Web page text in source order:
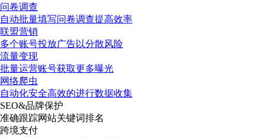
问卷调查
自动批量填写问卷调查提高效率
联盟营销
多个账号投放广告以分散风险
流量变现
批量运营账号获取更多曝光
网络爬虫
自动化安全高效的进行数据收集
SEO&品牌保护
准确跟踪网站关键词排名
跨境支付